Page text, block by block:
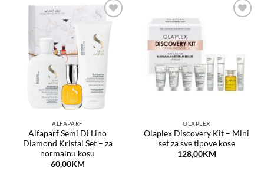
ALFAPARF
Alfaparf Semi Di Lino
Diamond Kristal Set – za
normalnu kosu
60,00KM
OLAPLEX
Olaplex Discovery Kit – Mini
set za sve tipove kose
128,00KM